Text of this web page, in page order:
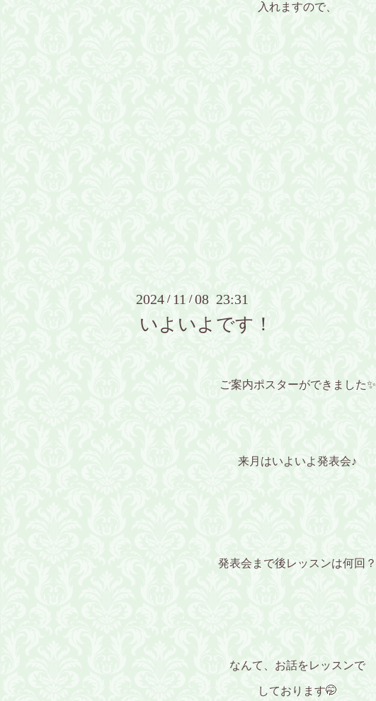
入れますので、
2024 / 11 /08 23:31
いよいよです！
ご案内ポスターができました✨️
来月はいよいよ発表会♪
発表会まで後レッスンは何回？
なんて、お話をレッスンで
しております🤭